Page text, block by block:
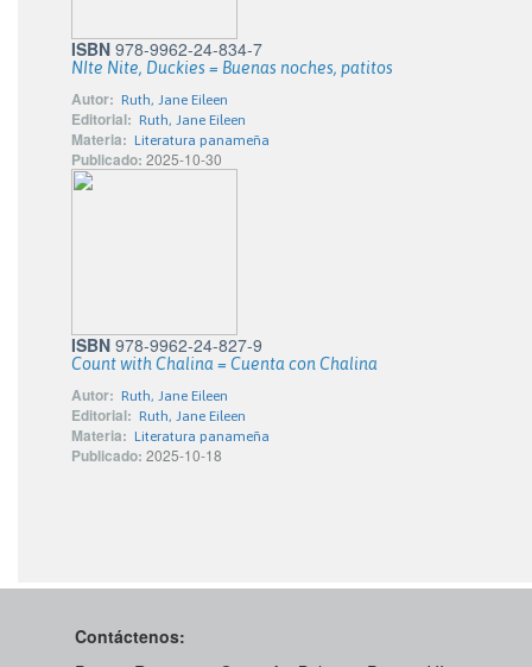
ISBN 978-9962-24-834-7
NIte Nite, Duckies = Buenas noches, patitos
Autor: Ruth, Jane Eileen
Editorial: Ruth, Jane Eileen
Materia: Literatura panameña
Publicado: 2025-10-30
ISBN 978-9962-24-827-9
Count with Chalina = Cuenta con Chalina
Autor: Ruth, Jane Eileen
Editorial: Ruth, Jane Eileen
Materia: Literatura panameña
Publicado: 2025-10-18
Contáctenos: